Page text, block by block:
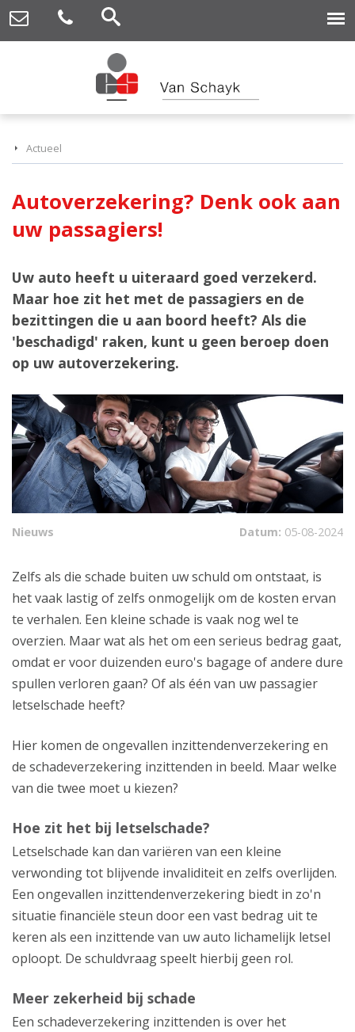
Actueel
Autoverzekering? Denk ook aan
uw passagiers!
Uw auto heeft u uiteraard goed verzekerd.
Maar hoe zit het met de passagiers en de
bezittingen die u aan boord heeft? Als die
'beschadigd' raken, kunt u geen beroep doen
op uw autoverzekering.
Nieuws Datum: 05-08-2024
Zelfs als die schade buiten uw schuld om ontstaat, is
het vaak lastig of zelfs onmogelijk om de kosten ervan
te verhalen. Een kleine schade is vaak nog wel te
overzien. Maar wat als het om een serieus bedrag gaat,
omdat er voor duizenden euro's bagage of andere dure
spullen verloren gaan? Of als één van uw passagier
letselschade heeft?
Hier komen de ongevallen inzittendenverzekering en
de schadeverzekering inzittenden in beeld. Maar welke
van die twee moet u kiezen?
Hoe zit het bij letselschade?
Letselschade kan dan variëren van een kleine
verwonding tot blijvende invaliditeit en zelfs overlijden.
Een ongevallen inzittendenverzekering biedt in zo'n
situatie financiële steun door een vast bedrag uit te
keren als een inzittende van uw auto lichamelijk letsel
oploopt. De schuldvraag speelt hierbij geen rol.
Meer zekerheid bij schade
Een schadeverzekering inzittenden is over het